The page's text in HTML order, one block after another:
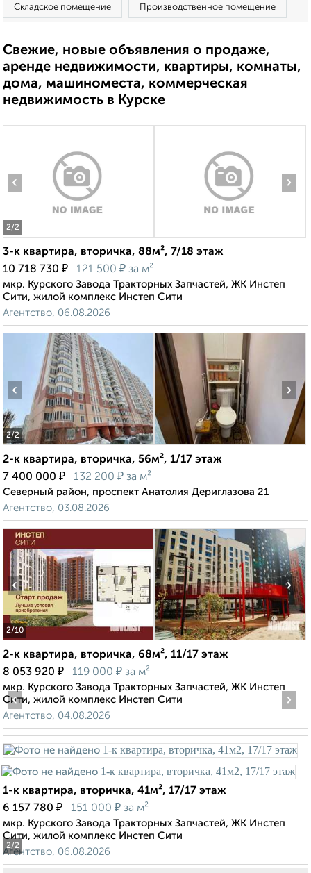
Складское помещение Производственное помещение
Свежие, новые объявления о продаже,
аренде недвижимости, квартиры, комнаты,
дома, машиноместа, коммерческая
недвижимость в Курске
2/2
‹ ›
3-к квартира, вторичка, 88м², 7/18 этаж
10 718 730 ₽ 121 500 ₽ за м²
мкр. Курского Завода Тракторных Запчастей, ЖК Инстеп
Сити, жилой комплекс Инстеп Сити
Агентство, 06.08.2026
2/2
‹ ›
2-к квартира, вторичка, 56м², 1/17 этаж
7 400 000 ₽ 132 200 ₽ за м²
Северный район, проспект Анатолия Дериглазова 21
Агентство, 03.08.2026
2/10
‹ ›
2-к квартира, вторичка, 68м², 11/17 этаж
8 053 920 ₽ 119 000 ₽ за м²
мкр. Курского Завода Тракторных Запчастей, ЖК Инстеп
Сити, жилой комплекс Инстеп Сити
Агентство, 04.08.2026
2/2
‹ ›
1-к квартира, вторичка, 41м², 17/17 этаж
6 157 780 ₽ 151 000 ₽ за м²
мкр. Курского Завода Тракторных Запчастей, ЖК Инстеп
Сити, жилой комплекс Инстеп Сити
Агентство, 06.08.2026